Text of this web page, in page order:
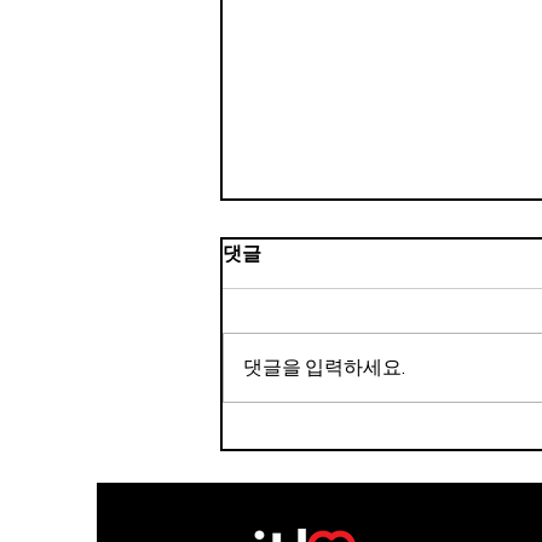
댓글
댓글을 입력하세요.